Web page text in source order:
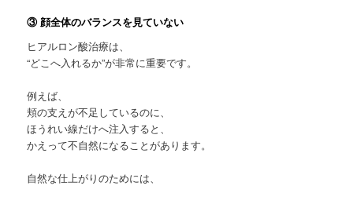
③ 顔全体のバランスを見ていない
ヒアルロン酸治療は、
“どこへ入れるか”が非常に重要です。
例えば、
頬の支えが不足しているのに、
ほうれい線だけへ注入すると、
かえって不自然になることがあります。
自然な仕上がりのためには、